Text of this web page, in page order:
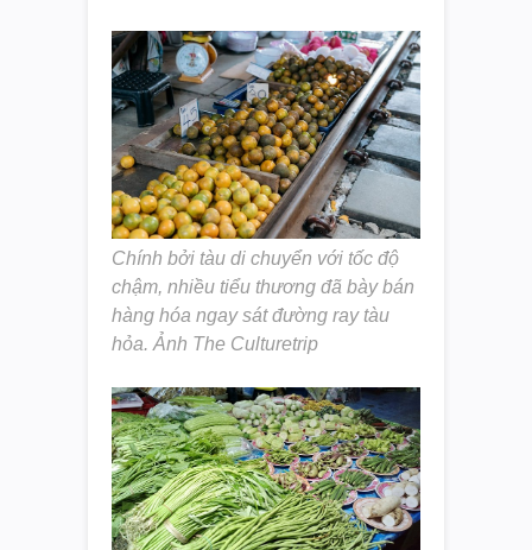
Chính bởi tàu di chuyển với tốc độ
chậm, nhiều tiểu thương đã bày bán
hàng hóa ngay sát đường ray tàu
hỏa. Ảnh The Culturetrip